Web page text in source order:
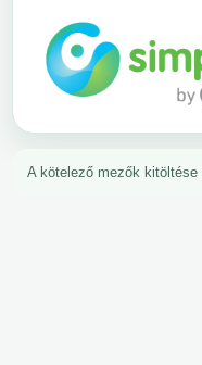
A kötelező mezők